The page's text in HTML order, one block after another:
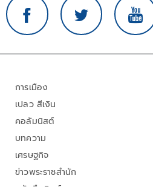
การเมือง
เปลว สีเงิน
คอลัมนิสต์
บทความ
เศรษฐกิจ
ข่าวพระราชสำนัก